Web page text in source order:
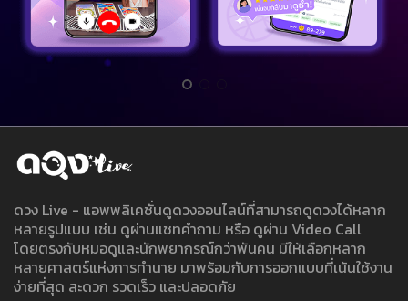
ดวง Live - แอพพลิเคชั่นดูดวงออนไลน์ที่สามารถดูดวงได้หลาก
หลายรูปแบบ เช่น ดูผ่านแชทคำถาม หรือ ดูผ่าน Video Call
โดยตรงกับหมอดูและนักพยากรณ์กว่าพันคน มีให้เลือกหลาก
หลายศาสตร์แห่งการทำนาย มาพร้อมกับการออกแบบที่เน้นใช้งาน
ง่ายที่สุด สะดวก รวดเร็ว และปลอดภัย